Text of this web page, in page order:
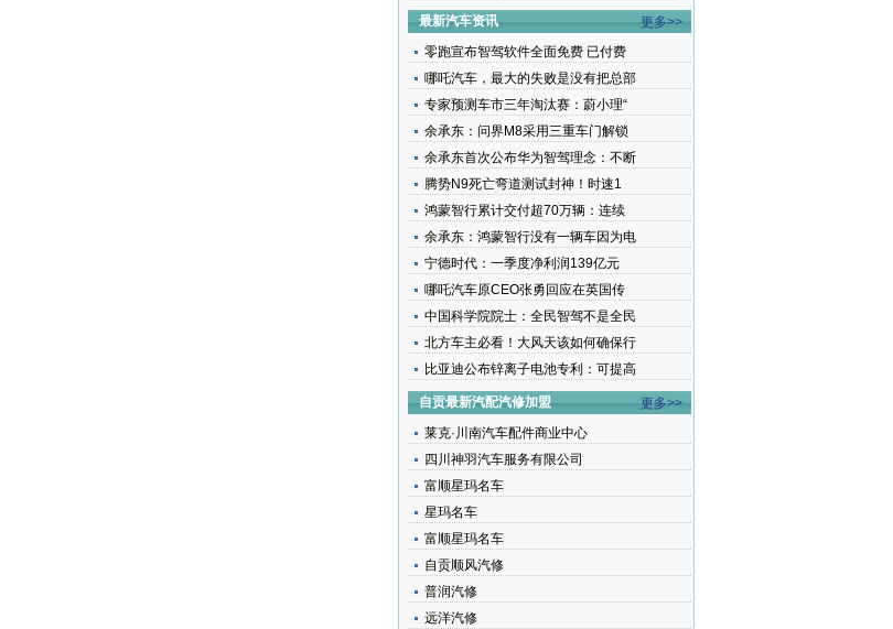
最新汽车资讯
更多>>
零跑宣布智驾软件全面免费 已付费
哪吒汽车，最大的失败是没有把总部
专家预测车市三年淘汰赛：蔚小理“
余承东：问界M8采用三重车门解锁
余承东首次公布华为智驾理念：不断
腾势N9死亡弯道测试封神！时速1
鸿蒙智行累计交付超70万辆：连续
余承东：鸿蒙智行没有一辆车因为电
宁德时代：一季度净利润139亿元
哪吒汽车原CEO张勇回应在英国传
中国科学院院士：全民智驾不是全民
北方车主必看！大风天该如何确保行
比亚迪公布锌离子电池专利：可提高
自贡最新汽配汽修加盟
更多>>
莱克·川南汽车配件商业中心
四川神羽汽车服务有限公司
富顺星玛名车
星玛名车
富顺星玛名车
自贡顺风汽修
普润汽修
远洋汽修